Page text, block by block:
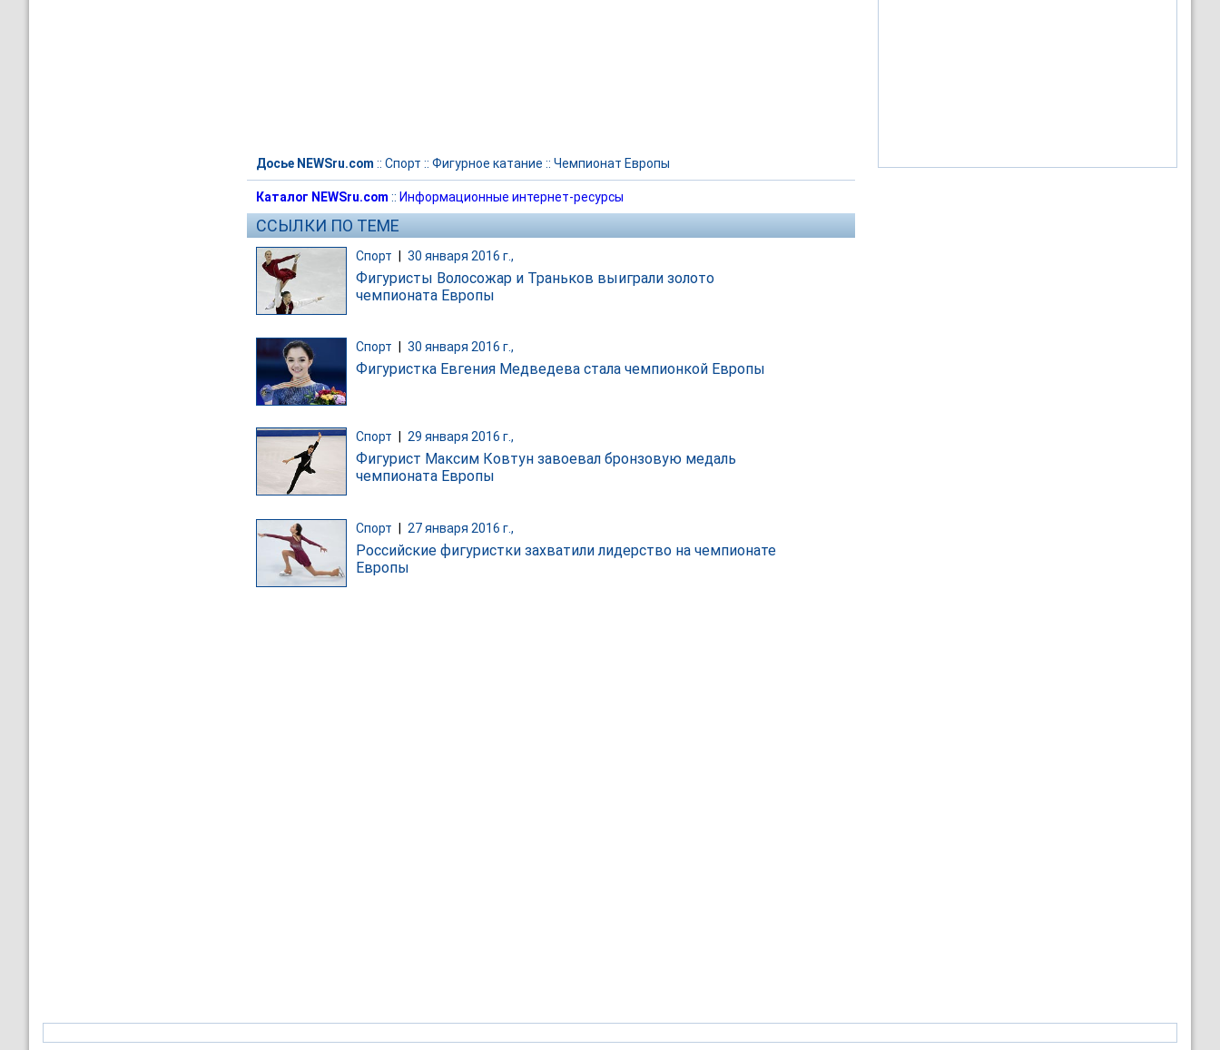
Досье NEWSru.com :: Спорт :: Фигурное катание :: Чемпионат Европы
Каталог NEWSru.com :: Информационные интернет-ресурсы
ССЫЛКИ ПО ТЕМЕ
Спорт 30 января 2016 г.,
Фигуристы Волосожар и Траньков выиграли золото
чемпионата Европы
Спорт 30 января 2016 г.,
Фигуристка Евгения Медведева стала чемпионкой Европы
Спорт 29 января 2016 г.,
Фигурист Максим Ковтун завоевал бронзовую медаль
чемпионата Европы
Спорт | 27 января 2016 г.,
Российские фигуристки захватили лидерство на чемпионате
Европы